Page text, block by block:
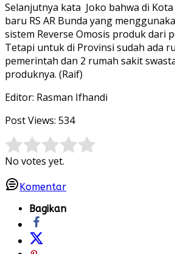
Selanjutnya kata Joko bahwa di
baru RS AR Bunda yang
sistem Reverse Omosis produk dari
Tetapi untuk di Provinsi sudah ada
pemerintah dan 2 rumah sakit
produknya. (Raif)
Editor: Rasman Ifhandi
Post Views: 534
Rate this item:
No votes yet.
Komentar
Bagikan